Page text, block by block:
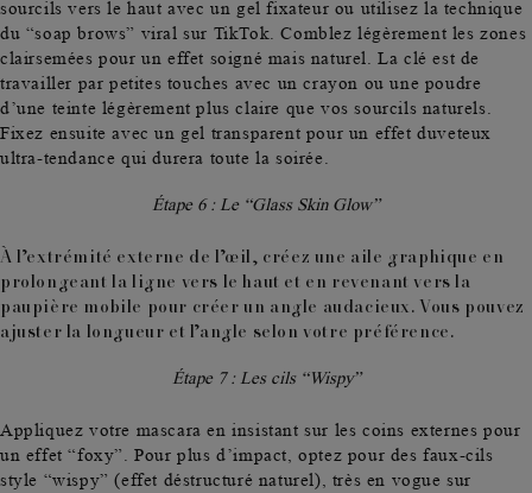
sourcils vers le haut avec un gel fixateur ou utilisez la technique
du “soap brows” viral sur TikTok. Comblez légèrement les zones
clairsemées pour un effet soigné mais naturel. La clé est de
travailler par petites touches avec un crayon ou une poudre
d’une teinte légèrement plus claire que vos sourcils naturels.
Fixez ensuite avec un gel transparent pour un effet duveteux
ultra-tendance qui durera toute la soirée.
Étape 6 : Le “Glass Skin Glow”
À l’extrémité externe de l’œil, créez une aile graphique en
prolongeant la ligne vers le haut et en revenant vers la
paupière mobile pour créer un angle audacieux. Vous pouvez
ajuster la longueur et l’angle selon votre préférence.
Étape 7 : Les cils “Wispy”
Appliquez votre mascara en insistant sur les coins externes pour
un effet “foxy”. Pour plus d’impact, optez pour desfaux-cils
style “wispy” (effet déstructuré naturel), très en vogue sur